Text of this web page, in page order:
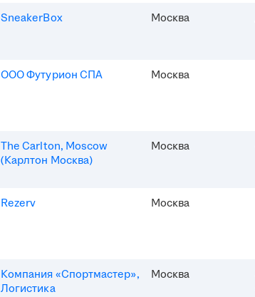
SneakerBox Москва
ООО Футурион СПА Москва
The Carlton, Moscow
(Карлтон Москва)
Москва
Rezerv Москва
Компания «Спортмастер»,
Логистика
Москва